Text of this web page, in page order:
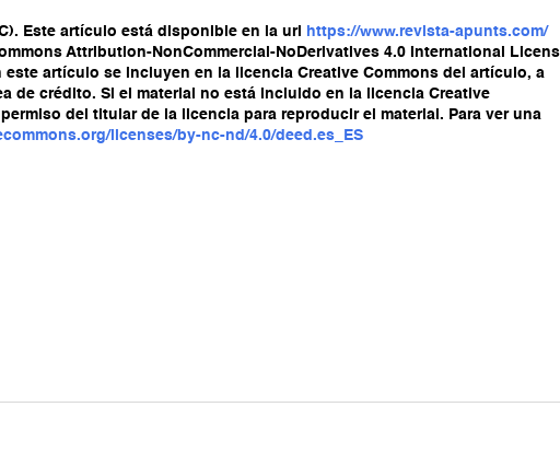
Este artículo está disponible en la url
https://www.revista-apunts.com/
Attribution-NonCommercial-NoDerivatives 4.0 International
este artículo se incluyen en la licencia Creative Commons del artículo, a
de crédito. Si el material no está incluido en la licencia Creative
del titular de la licencia para reproducir el material. Para ver una
licenses/by-nc-nd/4.0/deed.es_ES